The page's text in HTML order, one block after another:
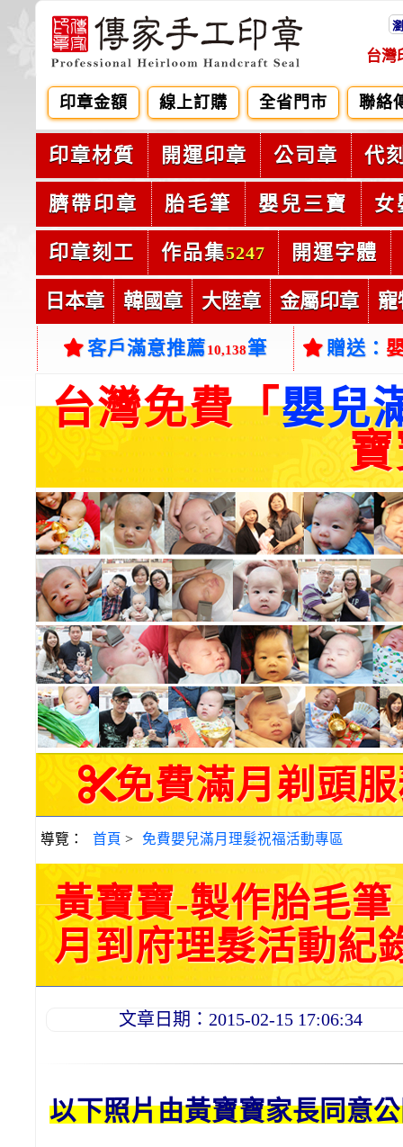
台灣
印章金額 線上訂購 全省門市 聯絡
印章材質 開運印章 公司章 代
臍帶印章 胎毛筆 嬰兒三寶 女
印章刻工 作品集5247 開運字體
日本章 韓國章 大陸章 金屬印章 寵
客戶滿意推薦10,138筆 贈送：
台灣免費「嬰兒
免費滿月剃頭服
導覽： 首頁 > 免費嬰兒滿月理髮祝福活動專區
黃寶寶-製作胎毛
月到府理髮活動紀
文章日期：2015-02-15 17:06:34
以下照片由黃寶寶家長同意